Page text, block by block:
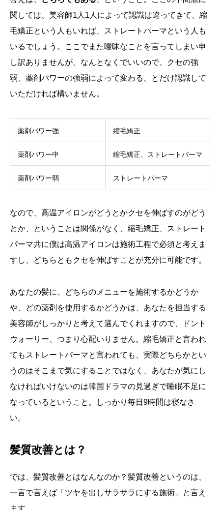
関しては、美容師1人1人によって認識は違ってきて、縮
毛矯正という人もいれば、ストレートパーマという人も
いるでしょう。ここでまた曖昧なことを言ってしまい申
し訳ありませんが、なんとなくでいいので、クセの強
弱、薬剤パワーの強弱によって変わる、とだけ認識して
いただければ構いません。
薬剤パワー強 縮毛矯正
薬剤パワー中 縮毛矯正、ストレートパーマ
薬剤パワー弱 ストレートパーマ
なので、高温アイロンがどうとかクセを伸ばすのがどう
とか、ということは関係がなく、縮毛矯正、ストレート
パーマ共に僕は高温アイロンは施術工程で必須と考えま
すし、どちらともクセを伸ばすことが充分に可能です。
あなたの髪に、どちらのメニューを施術するかどうか
や、どの薬剤を使用するかどうかは、あなたを担当する
美容師がしっかりと考えて選んでくれますので、ドント
ウォーリー、つまり心配いりません。縮毛矯正と言われ
てもストレートパーマと言われても、実際どちらかとい
うのはそこまで気にすることではなく、あなたが気にし
なければいけないのは韓国ドラマの見過ぎで睡眠不足に
なっているということ。しっかり毎日9時間は寝なさ
い。
髪質改善とは？
では、髪質改善とはなんなのか？髪質改善というのは、
一言で言えば「ツヤを出しサラサラにする施術」と言え
ます。